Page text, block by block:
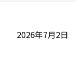
2026年7月2日